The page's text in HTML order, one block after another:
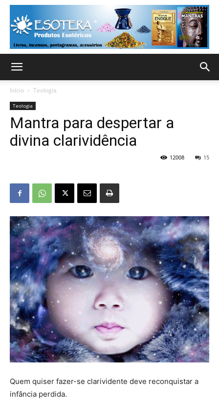
Início Teologia
Teologia
Mantra para despertar a
divina clarividência
15
12008
Quem quiser fazer-se clarividente deve reconquistar a
infância perdida.